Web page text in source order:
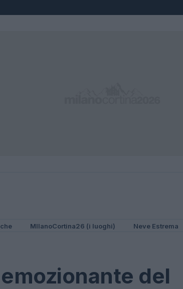
MIlanoCortina26 (i luoghi) Neve Estrema
del